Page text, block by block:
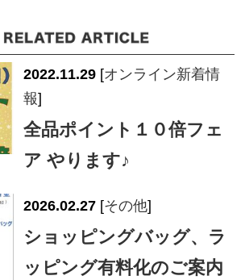
2022.11.29 [オンライン新着情
報]
全品ポイント１０倍フェ
ア やります♪
2026.02.27 [その他]
ショッピングバッグ、ラ
ッピング有料化のご案内